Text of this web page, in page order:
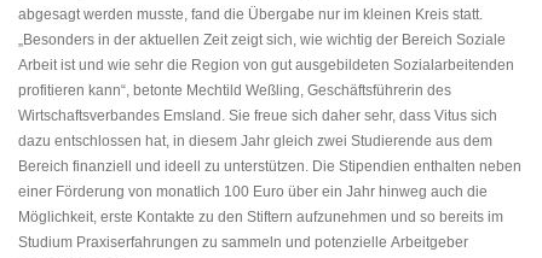
abgesagt werden musste, fand die Übergabe nur im kleinen Kreis statt.
„Besonders in der aktuellen Zeit zeigt sich, wie wichtig der Bereich Soziale
Arbeit ist und wie sehr die Region von gut ausgebildeten Sozialarbeitenden
profitieren kann“, betonte Mechtild Weßling, Geschäftsführerin des
Wirtschaftsverbandes Emsland. Sie freue sich daher sehr, dass Vitus sich
dazu entschlossen hat, in diesem Jahr gleich zwei Studierende aus dem
Bereich finanziell und ideell zu unterstützen. Die Stipendien enthalten neben
einer Förderung von monatlich 100 Euro über ein Jahr hinweg auch die
Möglichkeit, erste Kontakte zu den Stiftern aufzunehmen und so bereits im
Studium Praxiserfahrungen zu sammeln und potenzielle Arbeitgeber